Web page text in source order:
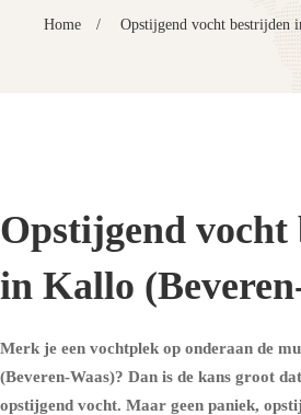
Home Opstijgend vocht bestrijden
Opstijgend
in Kallo
Merk je een vochtplek op onderaan de
(Beveren-Waas)? Dan is de kans groot
opstijgend vocht. Maar geen paniek,